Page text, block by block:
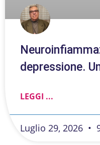
depressione.
LEGGI ...
Luglio 29, 2026